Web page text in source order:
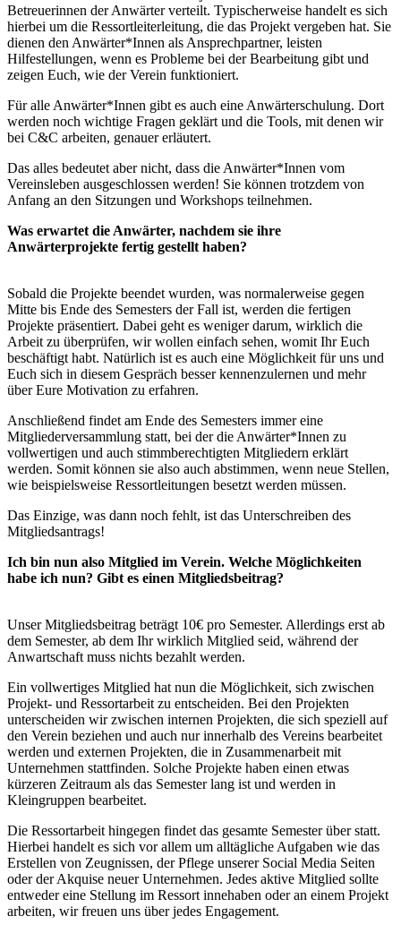
Betreuerinnen der Anwärter verteilt. Typischerweise handelt es sich
hierbei um die Ressortleiterleitung, die das Projekt vergeben hat. Sie
dienen den Anwärter*Innen als Ansprechpartner, leisten
Hilfestellungen, wenn es Probleme bei der Bearbeitung gibt und
zeigen Euch, wie der Verein funktioniert.
Für alle Anwärter*Innen gibt es auch eine Anwärterschulung. Dort
werden noch wichtige Fragen geklärt und die Tools, mit denen wir
bei C&C arbeiten, genauer erläutert.
Das alles bedeutet aber nicht, dass die Anwärter*Innen vom
Vereinsleben ausgeschlossen werden! Sie können trotzdem von
Anfang an den Sitzungen und Workshops teilnehmen.
Was erwartet die Anwärter, nachdem sie ihre
Anwärterprojekte fertig gestellt haben?
Sobald die Projekte beendet wurden, was normalerweise gegen
Mitte bis Ende des Semesters der Fall ist, werden die fertigen
Projekte präsentiert. Dabei geht es weniger darum, wirklich die
Arbeit zu überprüfen, wir wollen einfach sehen, womit Ihr Euch
beschäftigt habt. Natürlich ist es auch eine Möglichkeit für uns und
Euch sich in diesem Gespräch besser kennenzulernen und mehr
über Eure Motivation zu erfahren.
Anschließend findet am Ende des Semesters immer eine
Mitgliederversammlung statt, bei der die Anwärter*Innen zu
vollwertigen und auch stimmberechtigten Mitgliedern erklärt
werden. Somit können sie also auch abstimmen, wenn neue Stellen,
wie beispielsweise Ressortleitungen besetzt werden müssen.
Das Einzige, was dann noch fehlt, ist das Unterschreiben des
Mitgliedsantrags!
Ich bin nun also Mitglied im Verein. Welche Möglichkeiten
habe ich nun? Gibt es einen Mitgliedsbeitrag?
Unser Mitgliedsbeitrag beträgt 10€ pro Semester. Allerdings erst ab
dem Semester, ab dem Ihr wirklich Mitglied seid, während der
Anwartschaft muss nichts bezahlt werden.
Ein vollwertiges Mitglied hat nun die Möglichkeit, sich zwischen
Projekt- und Ressortarbeit zu entscheiden. Bei den Projekten
unterscheiden wir zwischen internen Projekten, die sich speziell auf
den Verein beziehen und auch nur innerhalb des Vereins bearbeitet
werden und externen Projekten, die in Zusammenarbeit mit
Unternehmen stattfinden. Solche Projekte haben einen etwas
kürzeren Zeitraum als das Semester lang ist und werden in
Kleingruppen bearbeitet.
Die Ressortarbeit hingegen findet das gesamte Semester über statt.
Hierbei handelt es sich vor allem um alltägliche Aufgaben wie das
Erstellen von Zeugnissen, der Pflege unserer Social Media Seiten
oder der Akquise neuer Unternehmen. Jedes aktive Mitglied sollte
entweder eine Stellung im Ressort innehaben oder an einem Projekt
arbeiten, wir freuen uns über jedes Engagement.